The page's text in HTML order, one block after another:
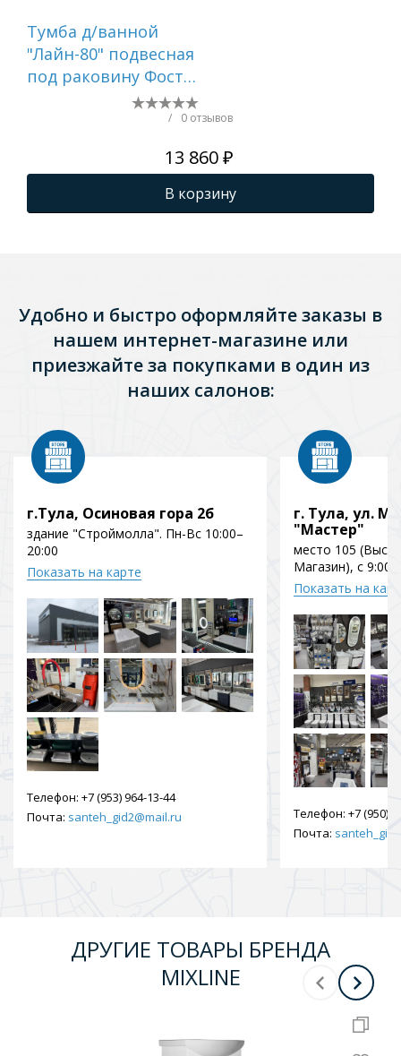
Тумба д/ванной
"Лайн-80" подвесная
под раковину Фостер
80 (Kirovit)/Fest-80
/ 0 отзывов
13 860 ₽
В корзину
Удобно и быстро оформляйте заказы в
нашем интернет-магазине или
приезжайте за покупками в один из
наших салонов:
г.Тула, Осиновая гора 2б
здание "Строймолла". Пн-Вс 10:00–
20:00
Показать на карте
Телефон: +7 (953) 964-13-44
Почта: santeh_gid2@mail.ru
г. Тула, ул.
"Мастер"
место 105
Магазин), с 9:00
Показать на
Телефон: +7 (950)
Почта:
ДРУГИЕ ТОВАРЫ БРЕНДА
MIXLINE